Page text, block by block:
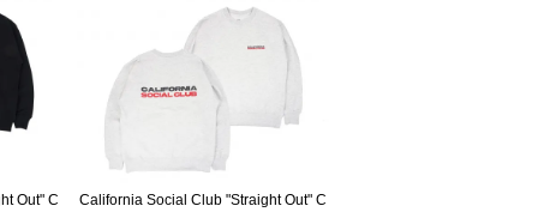
Out" C
California Social Club "Straight Out" C